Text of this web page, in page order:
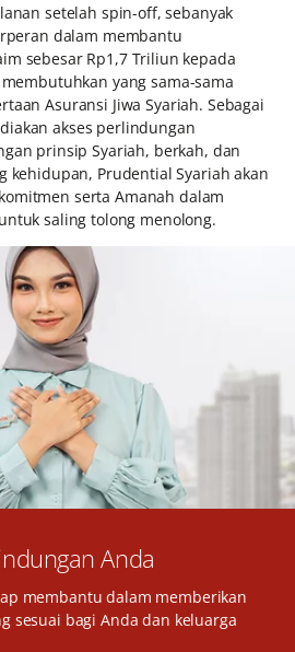
setelah spin-off, sebanyak
dalam membantu
sebesar Rp1,7 Triliun kepada
yang sama-sama
Asuransi Jiwa Syariah. Sebagai
akses perlindungan
prinsip Syariah, berkah, dan
kehidupan, Prudential Syariah akan
serta Amanah dalam
saling tolong menolong.
Anda
membantu dalam memberikan
sesuai bagi Anda dan keluarga